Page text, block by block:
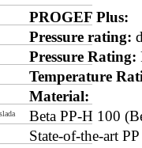
PROGEF Plus:
Pressure rating:
Pressure Rating:
Temperature
Material:
Beta PP-H 100
State-of-the-art